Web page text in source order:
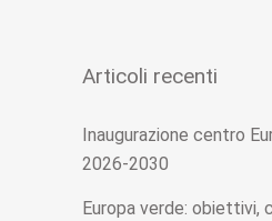
Articoli recenti
Inaugurazione centro
2026-2030
Europa verde: obiettivi,